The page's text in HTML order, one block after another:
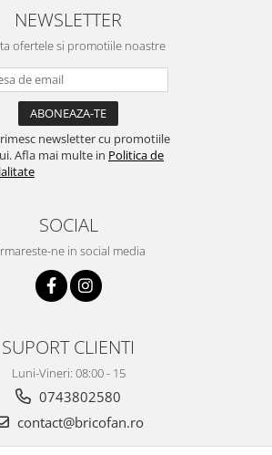
pompe
si articole
Craciun
NEWSLETTER
ofertele si promotiile noastre
newsletter cu promotiile
Afla mai multe in Politica de
SOCIAL
ne in social media
SUPORT CLIENTI
Luni-Vineri: 08:00 - 15
0743802580
contact@bricofan.ro